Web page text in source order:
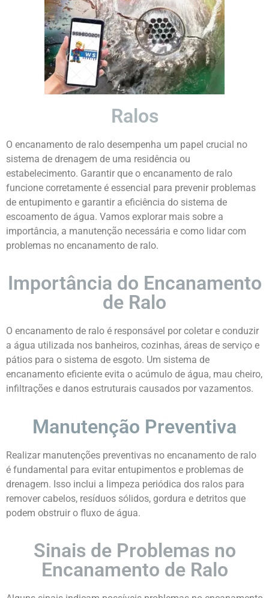
Ralos
O encanamento de ralo desempenha um papel crucial no
sistema de drenagem de uma residência ou
estabelecimento. Garantir que o encanamento de ralo
funcione corretamente é essencial para prevenir problemas
de entupimento e garantir a eficiência do sistema de
escoamento de água. Vamos explorar mais sobre a
importância, a manutenção necessária e como lidar com
problemas no encanamento de ralo.
Importância do Encanamento
de Ralo
O encanamento de ralo é responsável por coletar e conduzir
a água utilizada nos banheiros, cozinhas, áreas de serviço e
pátios para o sistema de esgoto. Um sistema de
encanamento eficiente evita o acúmulo de água, mau cheiro,
infiltrações e danos estruturais causados por vazamentos.
Manutenção Preventiva
Realizar manutenções preventivas no encanamento de ralo
é fundamental para evitar entupimentos e problemas de
drenagem. Isso inclui a limpeza periódica dos ralos para
remover cabelos, resíduos sólidos, gordura e detritos que
podem obstruir o fluxo de água.
Sinais de Problemas no
Encanamento de Ralo